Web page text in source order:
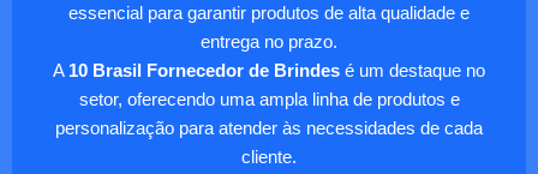
essencial para garantir produtos de alta qualidade e
entrega no prazo.
A 10 Brasil Fornecedor de Brindes é um destaque no
setor, oferecendo uma ampla linha de produtos e
personalização para atender às necessidades de cada
cliente.